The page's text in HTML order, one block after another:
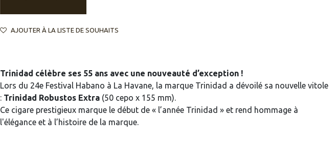
AJOUTER À LA LISTE DE SOUHAITS
Trinidad célèbre ses 55 ans avec une nouveauté d’exception !
Lors du 24e Festival Habano à La Havane, la marque Trinidad a dévoilé sa nouvelle vitole
: Trinidad Robustos Extra (50 cepo x 155 mm).
Ce cigare prestigieux marque le début de « l’année Trinidad » et rend hommage à
l'élégance et à l’histoire de la marque.